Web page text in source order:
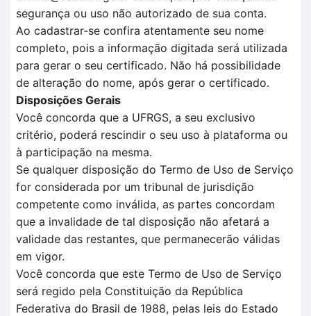
segurança ou uso não autorizado de sua conta.
Ao cadastrar-se confira atentamente seu nome
completo, pois a informação digitada será utilizada
para gerar o seu certificado. Não há possibilidade
de alteração do nome, após gerar o certificado.
Disposições Gerais
Você concorda que a UFRGS, a seu exclusivo
critério, poderá rescindir o seu uso à plataforma ou
à participação na mesma.
Se qualquer disposição do Termo de Uso de Serviço
for considerada por um tribunal de jurisdição
competente como inválida, as partes concordam
que a invalidade de tal disposição não afetará a
validade das restantes, que permanecerão válidas
em vigor.
Você concorda que este Termo de Uso de Serviço
será regido pela Constituição da República
Federativa do Brasil de 1988, pelas leis do Estado